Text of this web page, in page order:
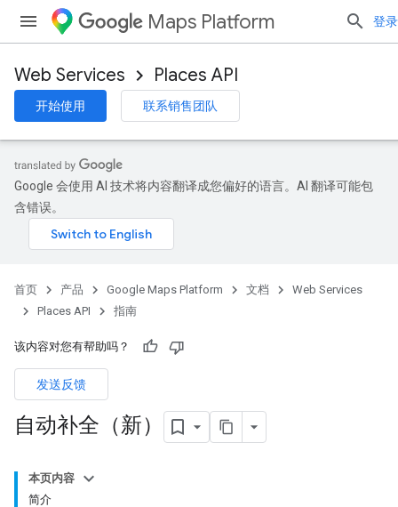
Maps Platform 登录
Web Services Places API
开始使用 联系销售团队
Google 会使用 AI 技术将内容翻译成您偏好的语言。AI 翻译可能包
含错误。
首页 产品 Google Maps Platform 文档
Web Services
Places API
指南
该内容对您有帮助吗？
发送反馈
自动补全（新）
本页内容
简介